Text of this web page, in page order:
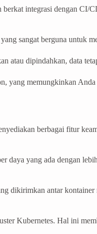
integrasi dengan CI/
sangat berguna untuk
atau dipindahkan, data
yang memungkinkan
berbagai fitur
daya yang ada dengan
dikirimkan antar
Kubernetes. Hal ini